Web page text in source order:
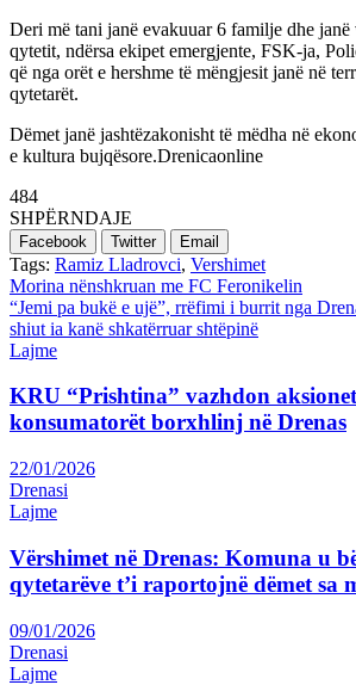
Deri më tani janë evakuuar 6 familje dhe janë
qytetit, ndërsa ekipet emergjente, FSK-ja,
që nga orët e hershme të mëngjesit janë në
qytetarët.
Dëmet janë jashtëzakonisht të mëdha në
e kultura bujqësore.Drenicaonline
484
SHPËRNDAJE
Facebook Twitter Email
Tags: Ramiz Lladrovci, Vershimet
Post
navigation
Morina nënshkruan me FC Feronikelin
“Jemi pa bukë e ujë”, rrëfimi i burrit nga
shiut ia kanë shkatërruar shtëpinë
Lajme
KRU “Prishtina” vazhdon
konsumatorët borxhlinj në Drenas
22/01/2026
Drenasi
Lajme
Vërshimet në Drenas: Komuna u
qytetarëve t’i raportojnë dëmet sa
09/01/2026
Drenasi
Lajme